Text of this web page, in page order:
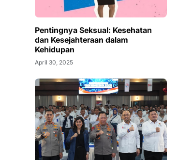
Pentingnya Seksual: Kesehatan
dan Kesejahteraan dalam
Kehidupan
April 30, 2025